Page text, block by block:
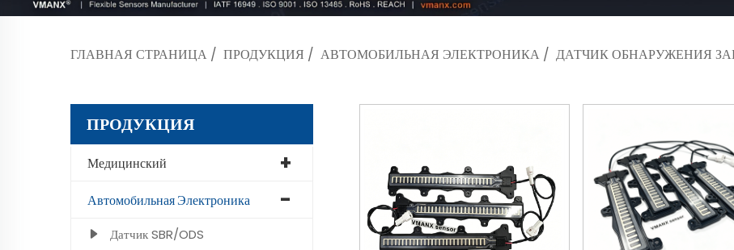
ГЛАВНАЯ СТРАНИЦА / ПРОДУКЦИЯ / АВТОМОБИЛЬНАЯ ЭЛЕКТРОНИКА / ДАТЧИК ОБНАРУЖЕНИЯ
ПРОДУКЦИЯ
Медицинский
Автомобильная Электроника
Датчик SBR/ODS